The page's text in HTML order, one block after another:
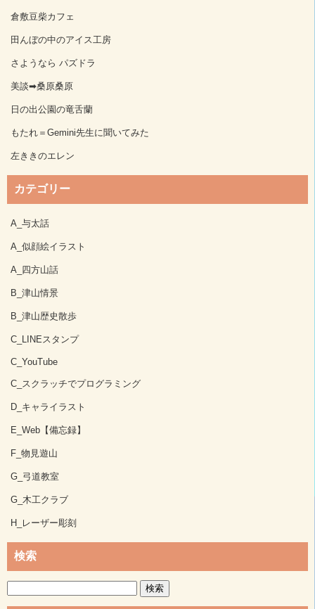
倉敷豆柴カフェ
田んぼの中のアイス工房
さようなら パズドラ
美談➡桑原桑原
日の出公園の竜舌蘭
もたれ＝Gemini先生に聞いてみた
左ききのエレン
カテゴリー
A_与太話
A_似顔絵イラスト
A_四方山話
B_津山情景
B_津山歴史散歩
C_LINEスタンプ
C_YouTube
C_スクラッチでプログラミング
D_キャライラスト
E_Web【備忘録】
F_物見遊山
G_弓道教室
G_木工クラブ
H_レーザー彫刻
検索